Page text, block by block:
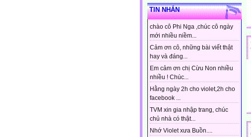
TIN NHẮN
chào cô Phi Nga ,chúc cô ngày
mới nhiều niềm...
Cảm ơn cô, những bài viết thật
hay và đáng...
Em cảm ơn chị Cừu Non nhiều
nhiều ! Chúc...
Hằng ngày 2h cho violet,2h cho
facebook ...
TVM xin gia nhập trang, chúc
chủ nhà có thật...
Nhớ Violet xưa Buồn....